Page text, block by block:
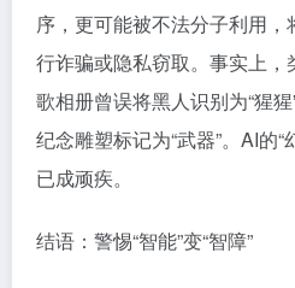
序，更可能被不法分子利用
行诈骗或隐私窃取。事实上
歌相册曾误将黑人识别为“猩
纪念雕塑标记为“武器”。AI的
已成顽疾。
结语：警惕“智能”变“智障”